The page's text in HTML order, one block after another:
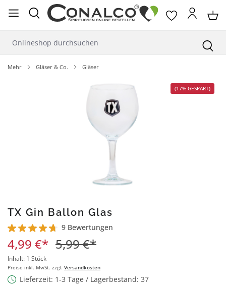
springen
Mehr Gläser & Co. Gläser
(17% GESPART)
TX Gin Ballon Glas
Durchschnittliche Bewertung von 4.7 von 5 Sternen
9 Bewertungen
4,99 €* 5,99 €*
Inhalt: 1 Stück
Preise inkl. MwSt. zzgl. Versandkosten
Lieferzeit: 1-3 Tage / Lagerbestand: 37